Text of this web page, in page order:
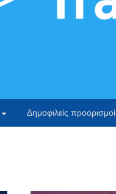
Δημοφιλείς προορισμοί